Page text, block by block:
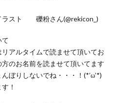
ラスト 礫粉さん(@rekicon_)
て
アルタイムで読ませて頂いてお
のお名前を読ませて頂いてます
ぼりしないでね・・・！(*’ω’*)
！